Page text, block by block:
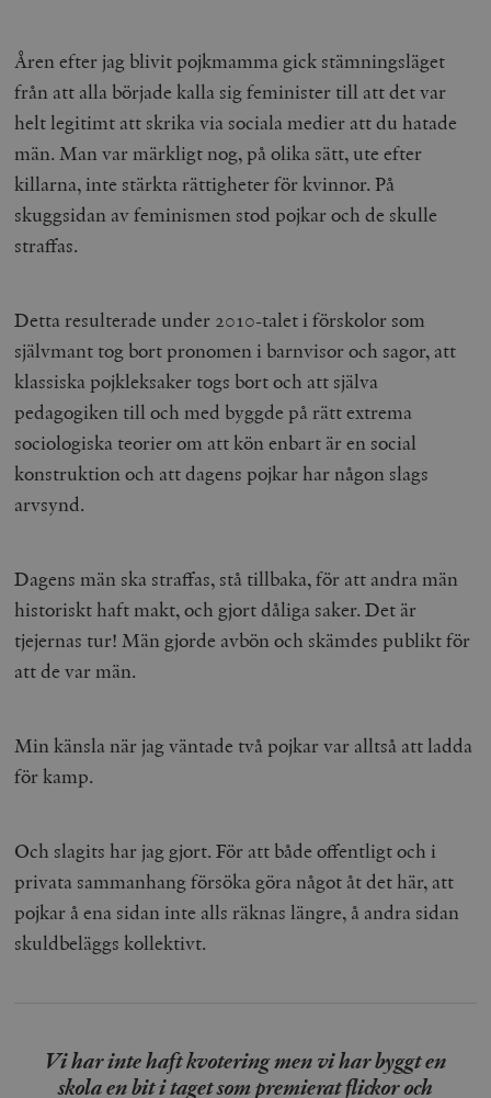
Åren efter jag blivit pojkmamma gick stämningsläget
från att alla började kalla sig feminister till att det var
helt legitimt att skrika via sociala medier att du hatade
män. Man var märkligt nog, på olika sätt, ute efter
killarna, inte stärkta rättigheter för kvinnor. På
skuggsidan av feminismen stod pojkar och de skulle
straffas.
Detta resulterade under 2010-talet i förskolor som
självmant tog bort pronomen i barnvisor och sagor, att
klassiska pojkleksaker togs bort och att själva
pedagogiken till och med byggde på rätt extrema
sociologiska teorier om att kön enbart är en social
konstruktion och att dagens pojkar har någon slags
arvsynd.
Dagens män ska straffas, stå tillbaka, för att andra män
historiskt haft makt, och gjort dåliga saker. Det är
tjejernas tur! Män gjorde avbön och skämdes publikt för
att de var män.
Min känsla när jag väntade två pojkar var alltså att ladda
för kamp.
Och slagits har jag gjort. För att både offentligt och i
privata sammanhang försöka göra något åt det här, att
pojkar å ena sidan inte alls räknas längre, å andra sidan
skuldbeläggs kollektivt.
Vi har inte haft kvotering men vi har byggt en
skola en bit i taget som premierat flickor och